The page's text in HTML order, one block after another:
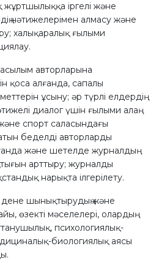
іргелі және
нәтижелерімен алмасу және
халықаралық ғылыми
авторларына
қоса алғанда, сапалы
ұсыну; әр түрлі елдердің
диалог үшін ғылыми алаң
спорт саласындағы
беделді авторларды
және шетелде журналдың
арттыру; журналды
нарықта ілгерілету.
дене шынықтырудың және
өзектi мәселелері, олардың
психологиялық-
биологиялық аясы